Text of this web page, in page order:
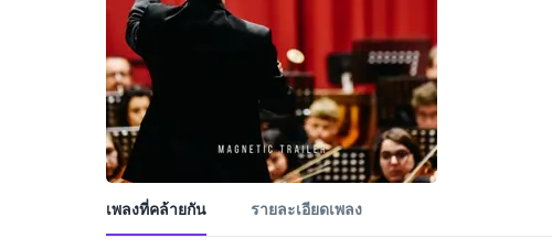
เพลงที่คล้ายกัน รายละเอียดเพลง